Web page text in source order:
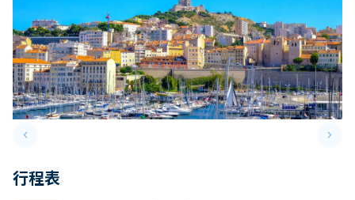
keyboard_arrow_leftPrevious slide keyboard_arrow_right
行程表